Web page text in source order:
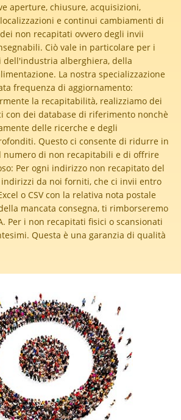
aperture, chiusure, acquisizioni,
e continui cambiamenti di
non recapitati ovvero degli invii
Ciò vale in particolare per i
alberghiera, della
La nostra specializzazione
frequenza di aggiornamento:
la recapitabilità, realizziamo dei
con dei database di riferimento nonchè
delle ricerche e degli
Questo ci consente di ridurre in
numero di non recapitabili e di offrire
Per ogni indirizzo non recapitato del
da noi forniti, che ci invii entro
o CSV con la relativa nota postale
mancata consegna, ti rimborseremo
Per i non recapitati fisici o scansionati
Questa è una garanzia di qualità